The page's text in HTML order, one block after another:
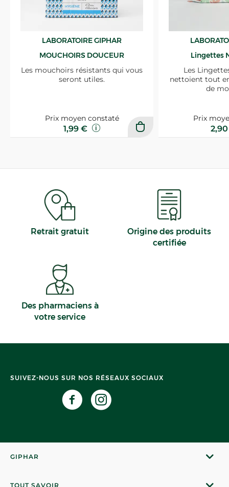
LABORATOIRE GIPHAR
MOUCHOIRS DOUCEUR
Les mouchoirs résistants qui vous
seront utiles.
Prix moyen constaté
1,99 €
Lingettes
Les
nettoient tout
de
Prix
Retrait gratuit
Origine des produits
certifiée
Des pharmaciens à
votre service
SUIVEZ-NOUS SUR NOS RÉSEAUX SOCIAUX
GIPHAR
TOUT SAVOIR